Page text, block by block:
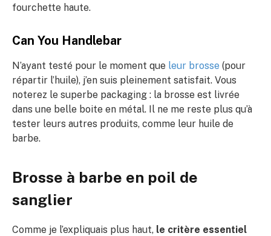
fourchette haute.
Can You Handlebar
N’ayant testé pour le moment que leur brosse (pour
répartir l’huile), j’en suis pleinement satisfait. Vous
noterez le superbe packaging : la brosse est livrée
dans une belle boite en métal. Il ne me reste plus qu’à
tester leurs autres produits, comme leur huile de
barbe.
Brosse à barbe en poil de
sanglier
Comme je l’expliquais plus haut, le critère essentiel